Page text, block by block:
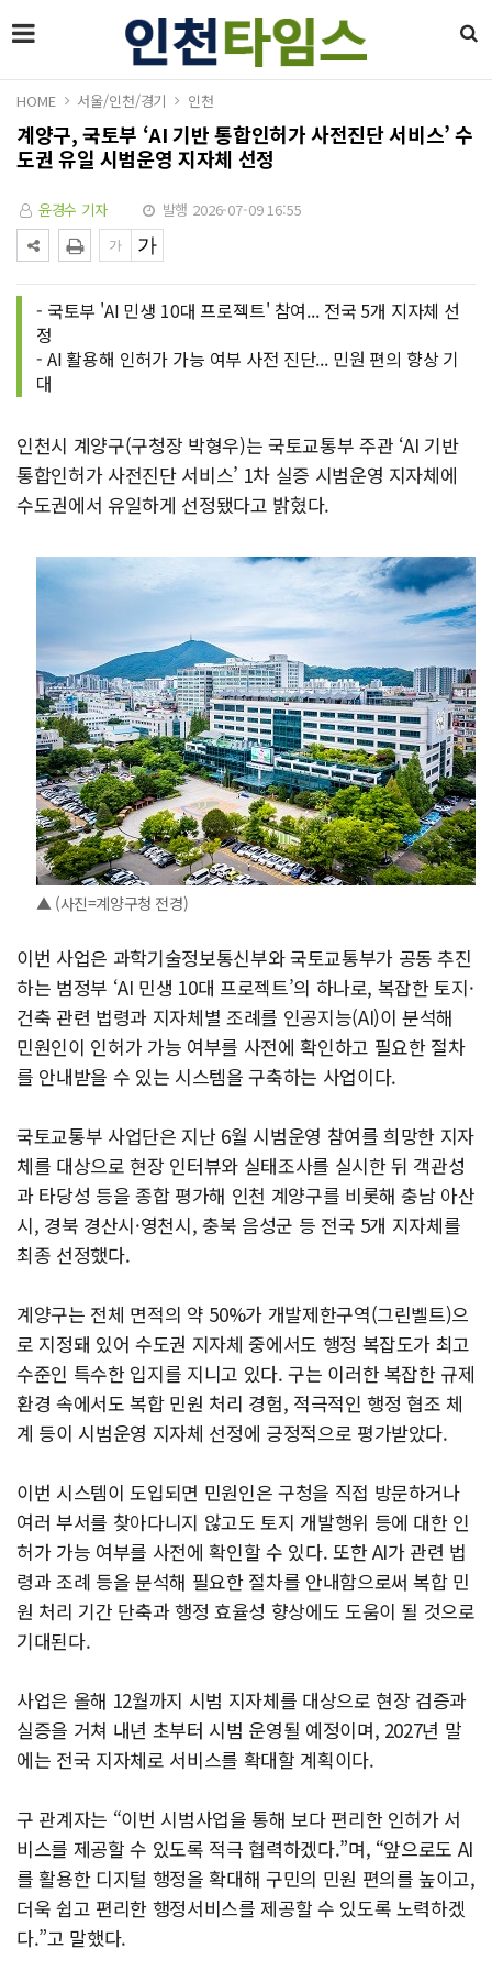
HOME 서울/인천/경기 인천
계양구, 국토부 ‘AI 기반 통합인허가 사전진단 서비스’ 수
도권 유일 시범운영 지자체 선정
윤경수 기자 발행 2026-07-09 16:55
- 국토부 'AI 민생 10대 프로젝트' 참여... 전국 5개 지자체 선
정
- AI 활용해 인허가 가능 여부 사전 진단... 민원 편의 향상 기
대
인천시 계양구(구청장 박형우)는 국토교통부 주관 ‘AI 기반
통합인허가 사전진단 서비스’ 1차 실증 시범운영 지자체에
수도권에서 유일하게 선정됐다고 밝혔다.
▲ (사진=계양구청 전경)
이번 사업은 과학기술정보통신부와 국토교통부가 공동 추진
하는 범정부 ‘AI 민생 10대 프로젝트’의 하나로, 복잡한 토지·
건축 관련 법령과 지자체별 조례를 인공지능(AI)이 분석해
민원인이 인허가 가능 여부를 사전에 확인하고 필요한 절차
를 안내받을 수 있는 시스템을 구축하는 사업이다.
국토교통부 사업단은 지난 6월 시범운영 참여를 희망한 지자
체를 대상으로 현장 인터뷰와 실태조사를 실시한 뒤 객관성
과 타당성 등을 종합 평가해 인천 계양구를 비롯해 충남 아산
시, 경북 경산시·영천시, 충북 음성군 등 전국 5개 지자체를
최종 선정했다.
계양구는 전체 면적의 약 50%가 개발제한구역(그린벨트)으
로 지정돼 있어 수도권 지자체 중에서도 행정 복잡도가 최고
수준인 특수한 입지를 지니고 있다. 구는 이러한 복잡한 규제
환경 속에서도 복합 민원 처리 경험, 적극적인 행정 협조 체
계 등이 시범운영 지자체 선정에 긍정적으로 평가받았다.
이번 시스템이 도입되면 민원인은 구청을 직접 방문하거나
여러 부서를 찾아다니지 않고도 토지 개발행위 등에 대한 인
허가 가능 여부를 사전에 확인할 수 있다. 또한 AI가 관련 법
령과 조례 등을 분석해 필요한 절차를 안내함으로써 복합 민
원 처리 기간 단축과 행정 효율성 향상에도 도움이 될 것으로
기대된다.
사업은 올해 12월까지 시범 지자체를 대상으로 현장 검증과
실증을 거쳐 내년 초부터 시범 운영될 예정이며, 2027년 말
에는 전국 지자체로 서비스를 확대할 계획이다.
구 관계자는 “이번 시범사업을 통해 보다 편리한 인허가 서
비스를 제공할 수 있도록 적극 협력하겠다.”며, “앞으로도 AI
를 활용한 디지털 행정을 확대해 구민의 민원 편의를 높이고,
더욱 쉽고 편리한 행정서비스를 제공할 수 있도록 노력하겠
다.”고 말했다.